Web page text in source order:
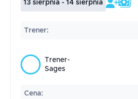
13 sierpnia - 14 sierpnia
Trener:
Trener-
Sages
Cena: